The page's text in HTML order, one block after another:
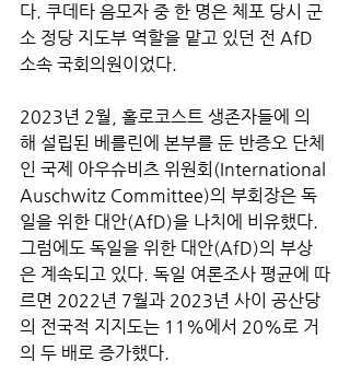
다. 쿠데타 음모자 중 한 명은 체포 당시 군
소 정당 지도부 역할을 맡고 있던 전 AfD
소속 국회의원이었다.
2023년 2월, 홀로코스트 생존자들에 의
해 설립된 베를린에 본부를 둔 반증오 단체
인 국제 아우슈비츠 위원회(International
Auschwitz Committee)의 부회장은 독
일을 위한 대안(AfD)을 나치에 비유했다.
그럼에도 독일을 위한 대안(AfD)의 부상
은 계속되고 있다. 독일 여론조사 평균에 따
르면 2022년 7월과 2023년 사이 공산당
의 전국적 지지도는 11%에서 20%로 거
의 두 배로 증가했다.